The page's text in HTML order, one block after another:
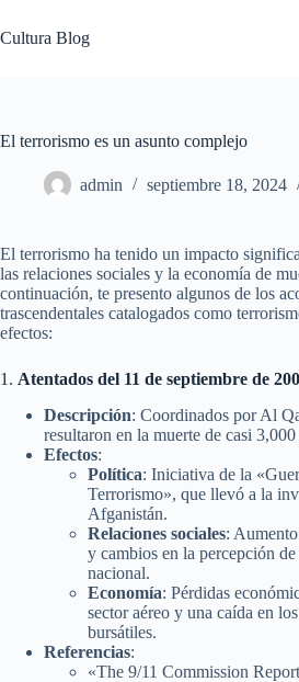
al
contenido
Cultura Blog
El terrorismo es un asunto complejo
admin septiembre 18, 2024
El terrorismo ha tenido un impacto
las relaciones sociales y la economía de
continuación, te presento algunos de los
trascendentales catalogados como
efectos:
1. Atentados del 11 de septiembre de
Descripción: Coordinados por Al
resultaron en la muerte de casi 3,000
Efectos:
Política: Iniciativa de la
Terrorismo», que llevó a la
Afganistán.
Relaciones sociales:
y cambios en la percepción
nacional.
Economía: Pérdidas
sector aéreo y una caída en
bursátiles.
Referencias:
«The 9/11 Commission